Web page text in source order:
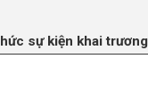
sự kiện khai